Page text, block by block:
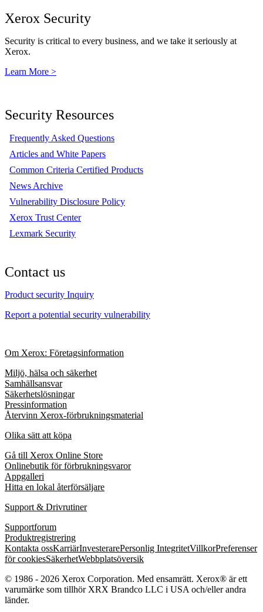
Xerox Security
Security is critical to every business, and we take it seriously at
Xerox.
Learn More >
Security Resources
Frequently Asked Questions
Articles and White Papers
Common Criteria Certified Products
News Archive
Vulnerability Disclosure Policy
Xerox Trust Center
Lexmark Security
Contact us
Product security Inquiry
Report a potential security vulnerability
Om Xerox: Företagsinformation
Miljö, hälsa och säkerhet
Samhällsansvar
Säkerhetslösningar
Pressinformation
Återvinn Xerox-förbrukningsmaterial
Olika sätt att köpa
Gå till Xerox Online Store
Onlinebutik för förbrukningsvaror
Appgalleri
Hitta en lokal återförsäljare
Support & Drivrutiner
Supportforum
Produktregistrering
Kontakta ossKarriärInvesterarePersonlig IntegritetVillkorPreferenser
för cookiesSäkerhetWebbplatsöversik
© 1986 - 2026 Xerox Corporation. Med ensamrätt. Xerox® är ett
varumärke som tillhör XRX Brandco LLC i USA och/eller andra
länder.